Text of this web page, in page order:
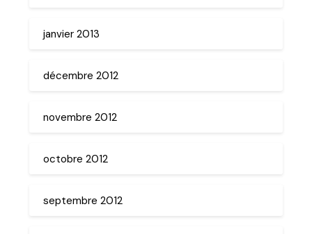
janvier 2013
décembre 2012
novembre 2012
octobre 2012
septembre 2012